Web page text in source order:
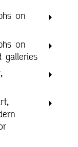
on
on
galleries